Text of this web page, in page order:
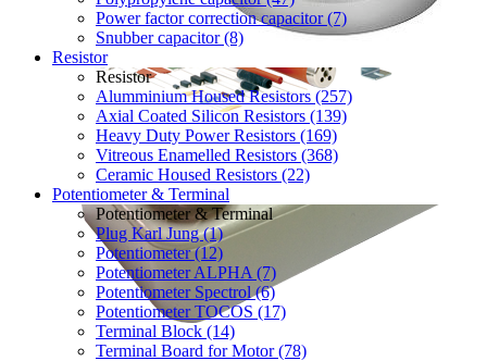
Power factor correction capacitor (7)
Snubber capacitor (8)
Resistor
Resistor
Alumminium Housed Resistors (257)
Axial Coated Silicon Resistors (139)
Heavy Duty Power Resistors (169)
Vitreous Enamelled Resistors (368)
Ceramic Housed Resistors (22)
Potentiometer & Terminal
Potentiometer & Terminal
Plug Karl Jung (1)
Potentiometer (12)
Potentiometer ALPHA (7)
Potentiometer Spectrol (6)
Potentiometer TOCOS (17)
Terminal Block (14)
Terminal Board for Motor (78)